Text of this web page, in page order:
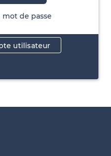
de passe
utilisateur